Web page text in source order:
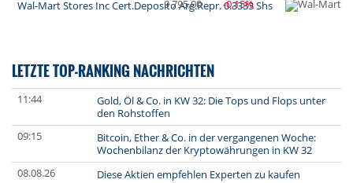
Wal-Mart Stores Inc Cert.Deposito Arg.Repr. 0.3333 Shs
9 795,00 -0,15%
LETZTE TOP-RANKING NACHRICHTEN
11:44
Gold, Öl & Co. in KW 32: Die Tops und Flops unter
den Rohstoffen
09:15
Bitcoin, Ether & Co. in der vergangenen Woche:
Wochenbilanz der Kryptowährungen in KW 32
08.08.26
Diese Aktien empfehlen Experten zu kaufen